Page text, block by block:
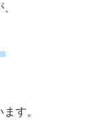
す。